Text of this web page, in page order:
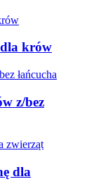
krów
z/bez
dla